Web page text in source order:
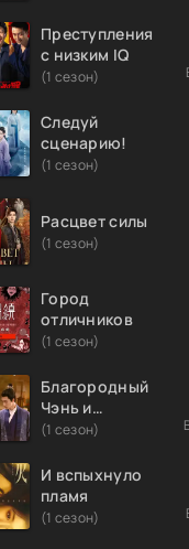
Преступления
с низким IQ
(1 сезон)
Следуй
сценарию!
(1 сезон)
Расцвет силы
(1 сезон)
Город
отличников
(1 сезон)
Благородный
Чэнь и
прекрасная
(1 сезон)
И вспыхнуло
пламя
(1 сезон)